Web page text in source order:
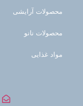
محصولات آرایشی
محصولات نانو
مواد غذایی